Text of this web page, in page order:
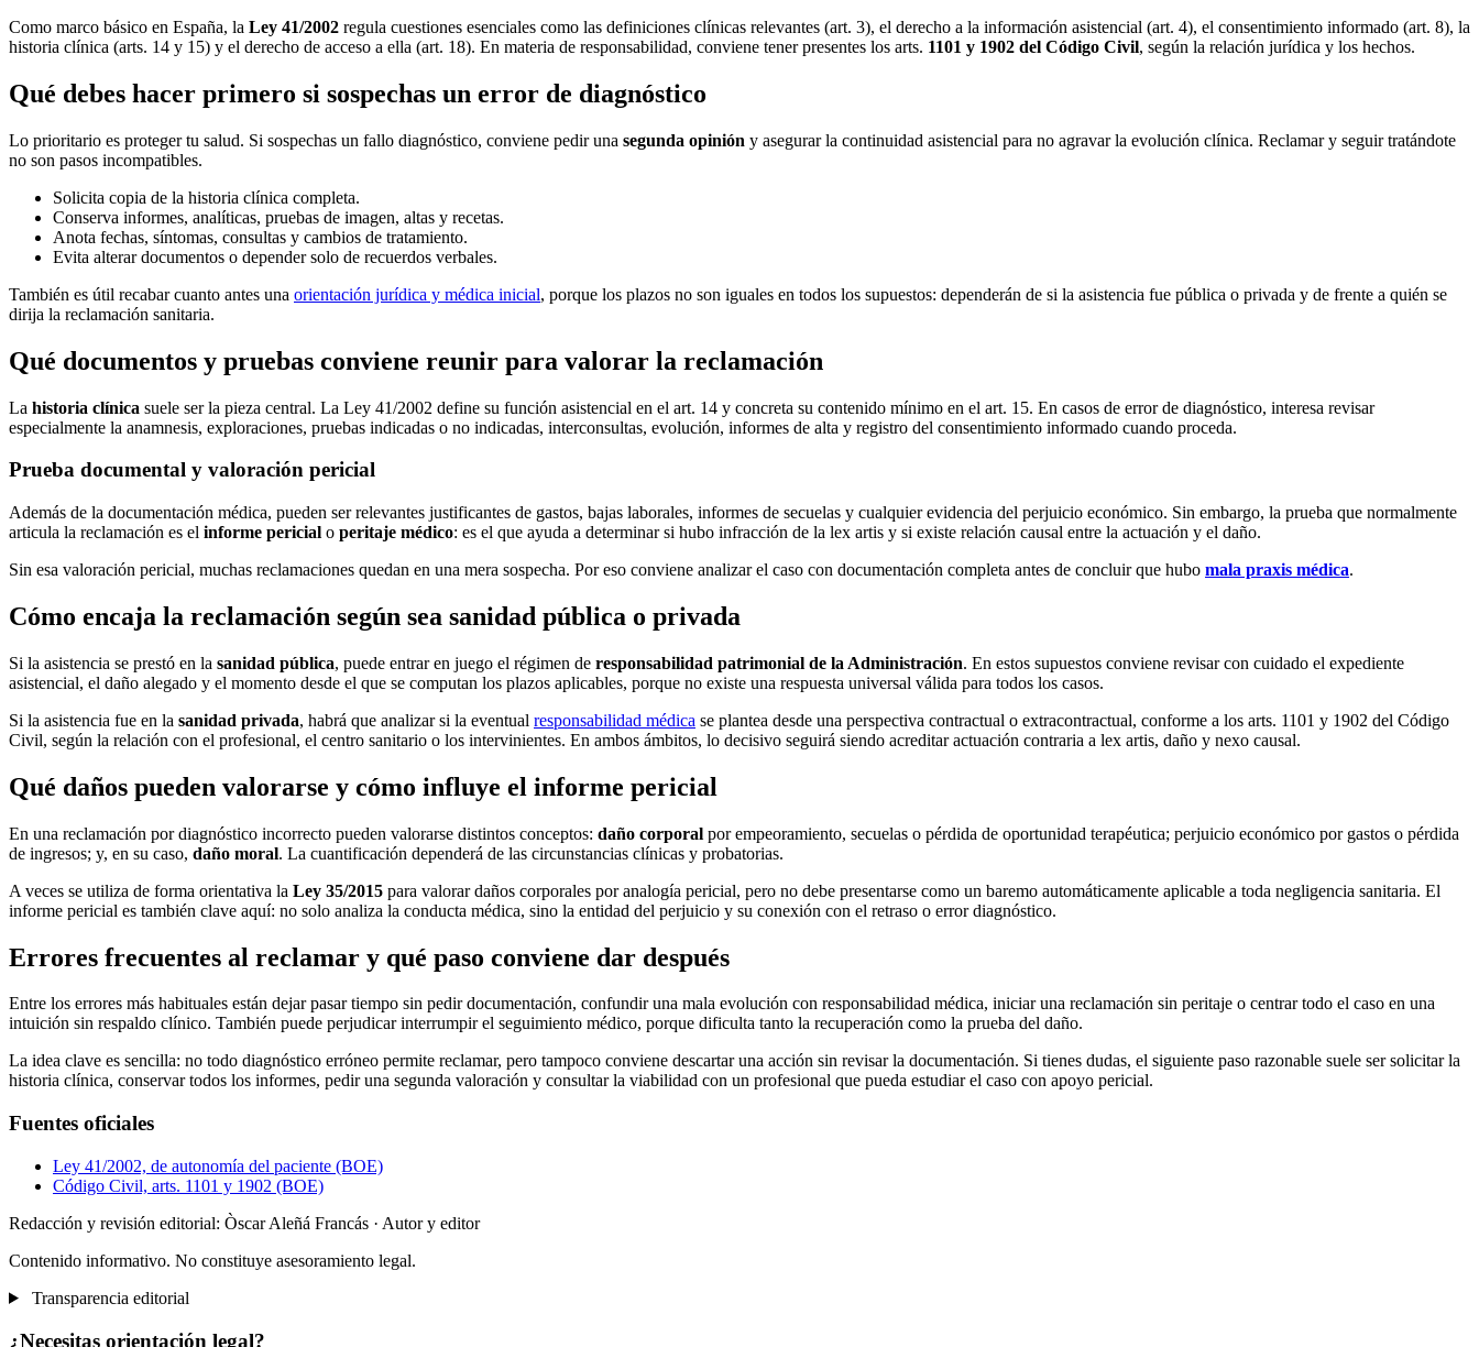
Como marco básico en España, la Ley 41/2002 regula cuestiones esenciales como las definiciones clínicas relevantes (art. 3), el derecho a la información asistencial (art. 4), el consentimiento informado (art. 8), la
historia clínica (arts. 14 y 15) y el derecho de acceso a ella (art. 18). En materia de responsabilidad, conviene tener presentes los arts. 1101 y 1902 del Código Civil, según la relación jurídica y los hechos.
Qué debes hacer primero si sospechas un error de diagnóstico
Lo prioritario es proteger tu salud. Si sospechas un fallo diagnóstico, conviene pedir una segunda opinión y asegurar la continuidad asistencial para no agravar la evolución clínica. Reclamar y seguir tratándote
no son pasos incompatibles.
Solicita copia de la historia clínica completa.
Conserva informes, analíticas, pruebas de imagen, altas y recetas.
Anota fechas, síntomas, consultas y cambios de tratamiento.
Evita alterar documentos o depender solo de recuerdos verbales.
También es útil recabar cuanto antes una orientación jurídica y médica inicial, porque los plazos no son iguales en todos los supuestos: dependerán de si la asistencia fue pública o privada y de frente a quién se
dirija la reclamación sanitaria.
Qué documentos y pruebas conviene reunir para valorar la reclamación
La historia clínica suele ser la pieza central. La Ley 41/2002 define su función asistencial en el art. 14 y concreta su contenido mínimo en el art. 15. En casos de error de diagnóstico, interesa revisar
especialmente la anamnesis, exploraciones, pruebas indicadas o no indicadas, interconsultas, evolución, informes de alta y registro del consentimiento informado cuando proceda.
Prueba documental y valoración pericial
Además de la documentación médica, pueden ser relevantes justificantes de gastos, bajas laborales, informes de secuelas y cualquier evidencia del perjuicio económico. Sin embargo, la prueba que normalmente
articula la reclamación es el informe pericial o peritaje médico: es el que ayuda a determinar si hubo infracción de la lex artis y si existe relación causal entre la actuación y el daño.
Sin esa valoración pericial, muchas reclamaciones quedan en una mera sospecha. Por eso conviene analizar el caso con documentación completa antes de concluir que hubo mala praxis médica.
Cómo encaja la reclamación según sea sanidad pública o privada
Si la asistencia se prestó en la sanidad pública, puede entrar en juego el régimen de responsabilidad patrimonial de la Administración. En estos supuestos conviene revisar con cuidado el expediente
asistencial, el daño alegado y el momento desde el que se computan los plazos aplicables, porque no existe una respuesta universal válida para todos los casos.
Si la asistencia fue en la sanidad privada, habrá que analizar si la eventual responsabilidad médica se plantea desde una perspectiva contractual o extracontractual, conforme a los arts. 1101 y 1902 del Código
Civil, según la relación con el profesional, el centro sanitario o los intervinientes. En ambos ámbitos, lo decisivo seguirá siendo acreditar actuación contraria a lex artis, daño y nexo causal.
Qué daños pueden valorarse y cómo influye el informe pericial
En una reclamación por diagnóstico incorrecto pueden valorarse distintos conceptos: daño corporal por empeoramiento, secuelas o pérdida de oportunidad terapéutica; perjuicio económico por gastos o pérdida
de ingresos; y, en su caso, daño moral. La cuantificación dependerá de las circunstancias clínicas y probatorias.
A veces se utiliza de forma orientativa la Ley 35/2015 para valorar daños corporales por analogía pericial, pero no debe presentarse como un baremo automáticamente aplicable a toda negligencia sanitaria. El
informe pericial es también clave aquí: no solo analiza la conducta médica, sino la entidad del perjuicio y su conexión con el retraso o error diagnóstico.
Errores frecuentes al reclamar y qué paso conviene dar después
Entre los errores más habituales están dejar pasar tiempo sin pedir documentación, confundir una mala evolución con responsabilidad médica, iniciar una reclamación sin peritaje o centrar todo el caso en una
intuición sin respaldo clínico. También puede perjudicar interrumpir el seguimiento médico, porque dificulta tanto la recuperación como la prueba del daño.
La idea clave es sencilla: no todo diagnóstico erróneo permite reclamar, pero tampoco conviene descartar una acción sin revisar la documentación. Si tienes dudas, el siguiente paso razonable suele ser solicitar la
historia clínica, conservar todos los informes, pedir una segunda valoración y consultar la viabilidad con un profesional que pueda estudiar el caso con apoyo pericial.
Fuentes oficiales
Ley 41/2002, de autonomía del paciente (BOE)
Código Civil, arts. 1101 y 1902 (BOE)
Redacción y revisión editorial: Òscar Aleñá Francás · Autor y editor
Contenido informativo. No constituye asesoramiento legal.
Transparencia editorial
¿Necesitas orientación legal?